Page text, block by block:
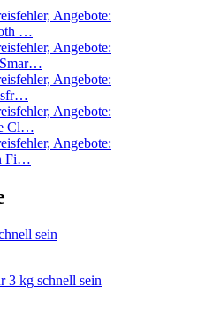
Angebote:
…
Angebote:
Smar…
Angebote:
Angebote:
Cl…
Angebote:
Fi…
sein
3 kg schnell sein